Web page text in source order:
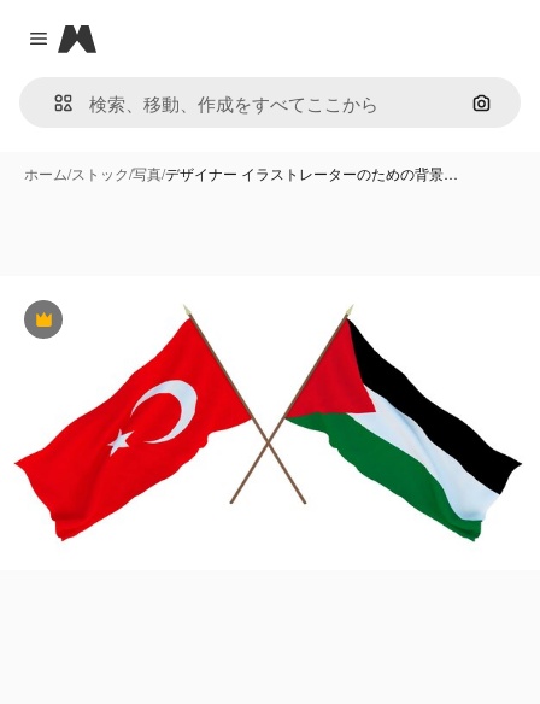
Close menu
Magnific
画像で
ホーム/ストック/写真/デザイナー イラストレーターのための背景…
Premium